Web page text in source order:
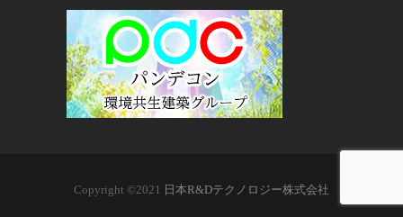
Copyright ©2021 日本R&Dテクノロジー株式会社